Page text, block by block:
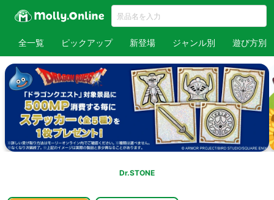
全一覧 ピックアップ 新登場 ジャンル別 遊び方別
Dr.STONE